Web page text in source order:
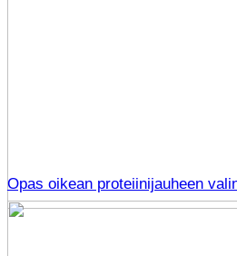
Opas oikean proteiinijauheen